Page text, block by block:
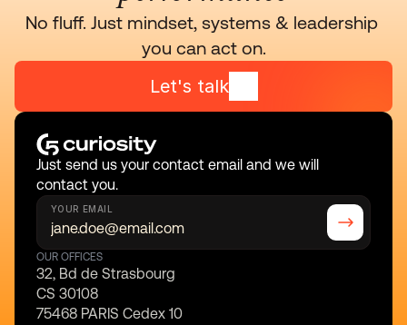
No fluff. Just mindset, systems & leadership
you can act on.
Let's talk
Just send us your contact email and we will
contact you.
YOUR EMAIL
OUR OFFICES
32, Bd de Strasbourg
CS 30108
75468 PARIS Cedex 10